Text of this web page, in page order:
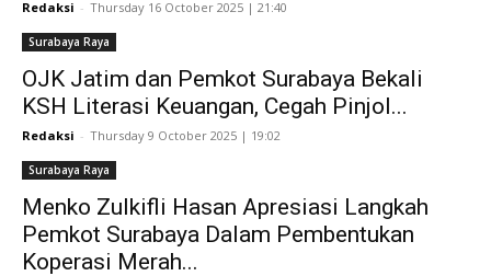
Redaksi - Thursday 16 October 2025 | 21:40
Surabaya Raya
OJK Jatim dan Pemkot Surabaya Bekali
KSH Literasi Keuangan, Cegah Pinjol...
Redaksi - Thursday 9 October 2025 | 19:02
Surabaya Raya
Menko Zulkifli Hasan Apresiasi Langkah
Pemkot Surabaya Dalam Pembentukan
Koperasi Merah...